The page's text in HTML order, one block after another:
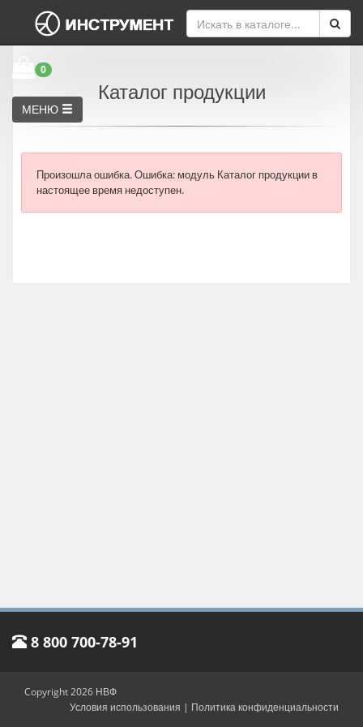
0
МЕНЮ
Каталог продукции
Произошла ошибка.Ошибка: модуль Каталог продукции в
настоящее время недоступен.
8 800 700-78-91
Copyright 2026 НВФ
Условия использования | Политика конфиденциальности